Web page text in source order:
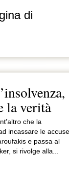
di
la verità
che la
incassare le accuse
e passa al
si rivolge alla...